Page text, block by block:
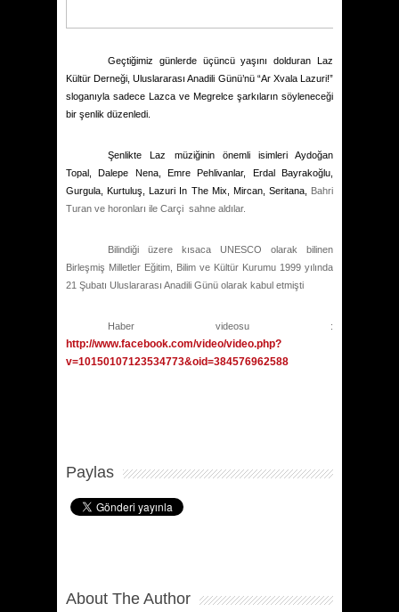
Geçtiğimiz günlerde üçüncü yaşını dolduran Laz
Kültür Derneği, Uluslararası Anadili Günü’nü “Ar Xvala Lazuri!”
sloganıyla sadece Lazca ve Megrelce şarkıların söyleneceği
bir şenlik düzenledi.
Şenlikte Laz müziğinin önemli isimleri Aydoğan
Topal, Dalepe Nena, Emre Pehlivanlar, Erdal Bayrakoğlu,
Gurgula, Kurtuluş, Lazuri In The Mix, Mircan, Seritana, Bahri
Turan ve horonları ile Carçi sahne aldılar.
Bilindiği üzere kısaca UNESCO olarak bilinen
Birleşmiş Milletler Eğitim, Bilim ve Kültür Kurumu 1999 yılında
21 Şubatı Uluslararası Anadili Günü olarak kabul etmişti
Haber videosu :
http://www.facebook.com/video/video.php?
v=10150107123534773&oid=384576962588
Paylas
About The Author